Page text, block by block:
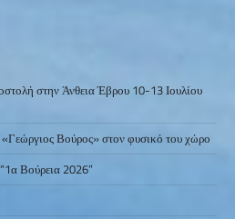
στην Άνθεια Έβρου 10-13 Ιουλίου
Βούρος» στον φυσικό του χώρο
Βούρεια 2026”